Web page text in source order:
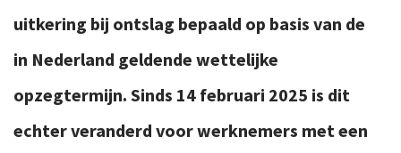
uitkering bij ontslag bepaald op basis van de
in Nederland geldende wettelijke
opzegtermijn. Sinds 14 februari 2025 is dit
echter veranderd voor werknemers met een